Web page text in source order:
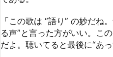
だよ。聴いてると最後に“あっ”
番組でも、こんなコメントが
たこの名曲のバックグラウンド
ー・ウィルソン（Nancy